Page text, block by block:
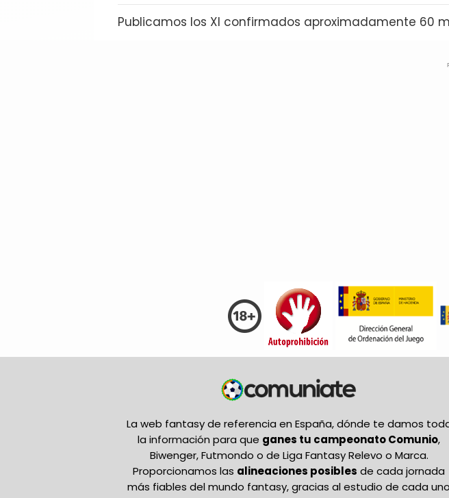
Publicamos los XI confirmados aproximadamente 60
La web fantasy de referencia en España, dónde te damos
la información para que ganes tu campeonato Comunio,
Biwenger, Futmondo o de Liga Fantasy Relevo o Marca.
Proporcionamos las alineaciones posibles de cada jornada
más fiables del mundo fantasy, gracias al estudio de cada uno